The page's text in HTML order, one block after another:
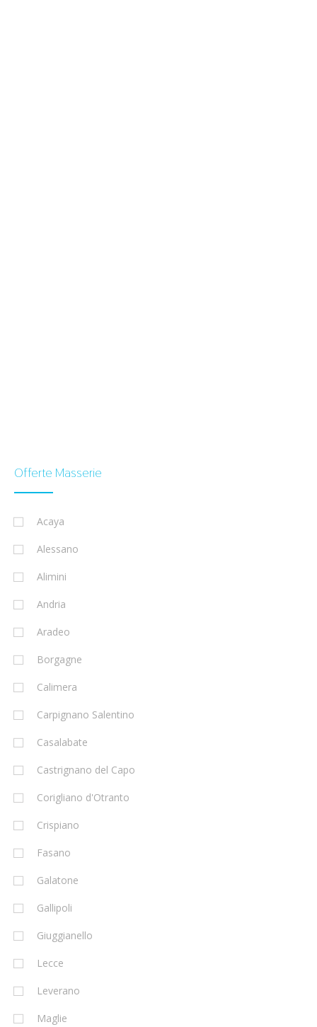
Offerte Masserie
Acaya
Alessano
Alimini
Andria
Aradeo
Borgagne
Calimera
Carpignano Salentino
Casalabate
Castrignano del Capo
Corigliano d'Otranto
Crispiano
Fasano
Galatone
Gallipoli
Giuggianello
Lecce
Leverano
Maglie